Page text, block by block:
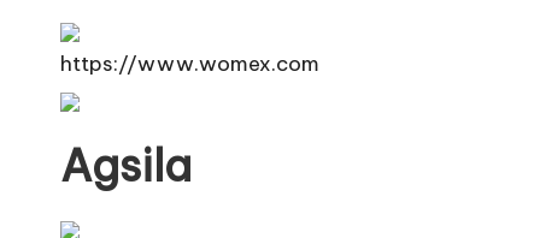
https://www.womex.com
Agsila